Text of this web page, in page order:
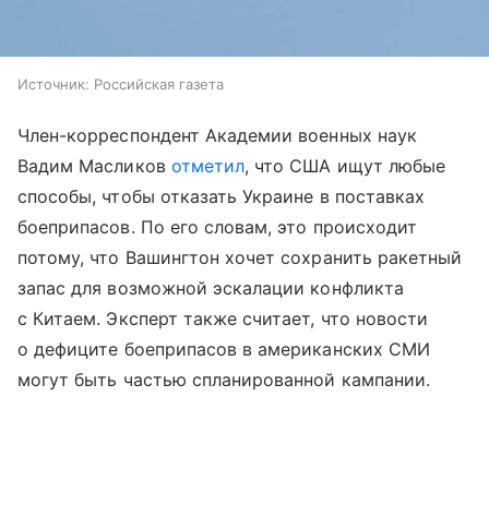
Источник: Российская газета
Член-корреспондент Академии военных наук
Вадим Масликов отметил, что США ищут любые
способы, чтобы отказать Украине в поставках
боеприпасов. По его словам, это происходит
потому, что Вашингтон хочет сохранить ракетный
запас для возможной эскалации конфликта
с Китаем. Эксперт также считает, что новости
о дефиците боеприпасов в американских СМИ
могут быть частью спланированной кампании.